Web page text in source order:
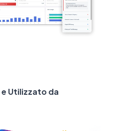
e Utilizzato da